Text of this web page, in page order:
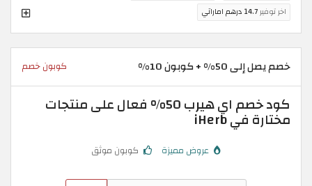
اخر توفير14.7 درهم اماراتي
خصم يصل إلى 50% + كوبون 10% كوبون خصم
كود خصم اي هيرب 50% فعال على منتجات
مختارة في iHerb
عروض مميزة كوبون موثق